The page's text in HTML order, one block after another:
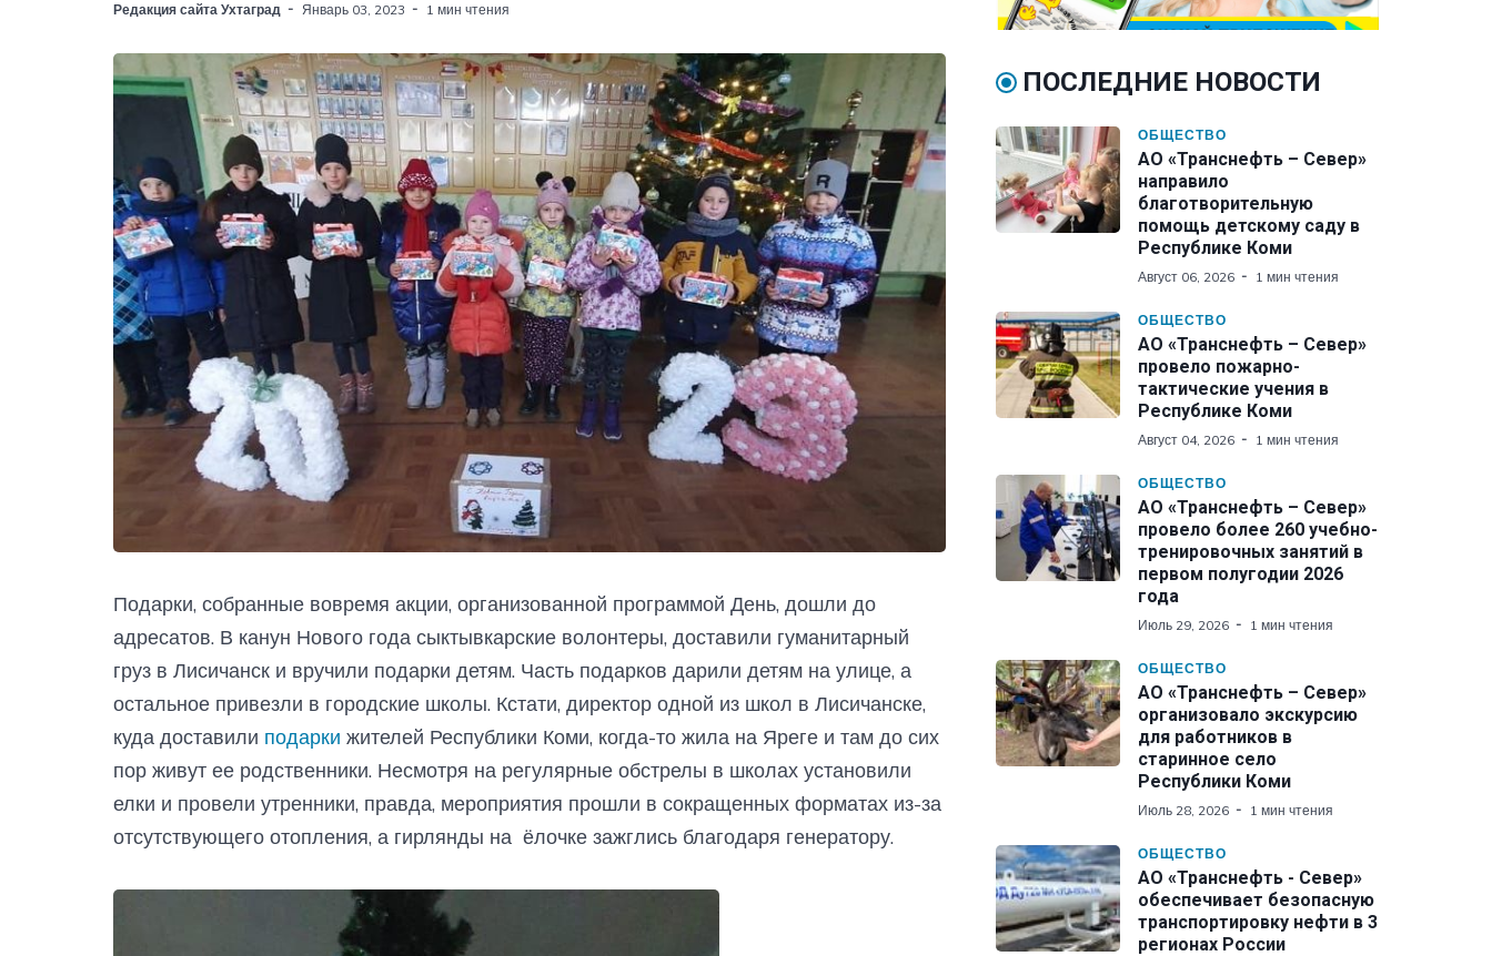
Редакция сайта Ухтаград Январь 03, 2023 1 мин чтения
Подарки, собранные вовремя акции, организованной программой День, дошли до
адресатов. В канун Нового года сыктывкарские волонтеры, доставили гуманитарный
груз в Лисичанск и вручили подарки детям. Часть подарков дарили детям на улице, а
остальное привезли в городские школы. Кстати, директор одной из школ в Лисичанске,
куда доставили подарки жителей Республики Коми, когда-то жила на Яреге и там до сих
пор живут ее родственники. Несмотря на регулярные обстрелы в школах установили
елки и провели утренники, правда, мероприятия прошли в сокращенных форматах из-за
отсутствующего отопления, а гирлянды на ёлочке зажглись благодаря генератору.
ПОСЛЕДНИЕ НОВОСТИ
ОБЩЕСТВО
АО «Транснефть – Север»
направило
благотворительную
помощь детскому саду в
Республике Коми
Август 06, 2026 1 мин чтения
ОБЩЕСТВО
АО «Транснефть – Север»
провело пожарно-
тактические учения в
Республике Коми
Август 04, 2026 1 мин чтения
ОБЩЕСТВО
АО «Транснефть – Север»
провело более 260 учебно-
тренировочных занятий в
первом полугодии 2026
года
Июль 29, 2026 1 мин чтения
ОБЩЕСТВО
АО «Транснефть – Север»
организовало экскурсию
для работников в
старинное село
Республики Коми
Июль 28, 2026 1 мин чтения
ОБЩЕСТВО
АО «Транснефть - Север»
обеспечивает безопасную
транспортировку нефти в 3
регионах России